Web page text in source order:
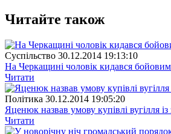
Читайте також
Суспiльство 30.12.2014 19:13:10
На Черкащині чоловік кидався
Читати
Полiтика 30.12.2014 19:05:20
Яценюк назвав умову купівлі вугілля
Читати